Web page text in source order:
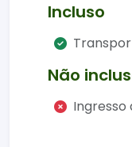
grand finale?
mais
Depois do
Casino
play para
Incluso
Não